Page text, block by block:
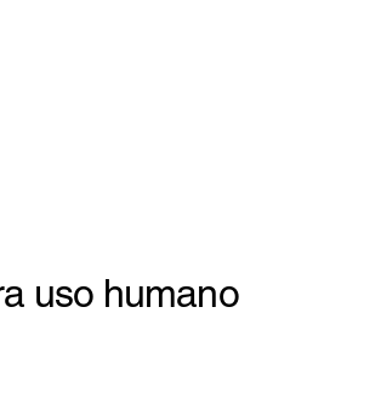
uso humano